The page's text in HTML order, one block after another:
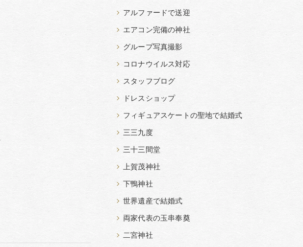
アルファードで送迎
エアコン完備の神社
グループ写真撮影
コロナウイルス対応
スタッフブログ
ドレスショップ
フィギュアスケートの聖地で結婚式
三三九度
三十三間堂
上賀茂神社
下鴨神社
世界遺産で結婚式
両家代表の玉串奉奠
二宮神社